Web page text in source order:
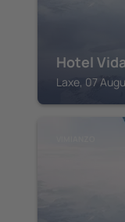
Hotel
Laxe, 07